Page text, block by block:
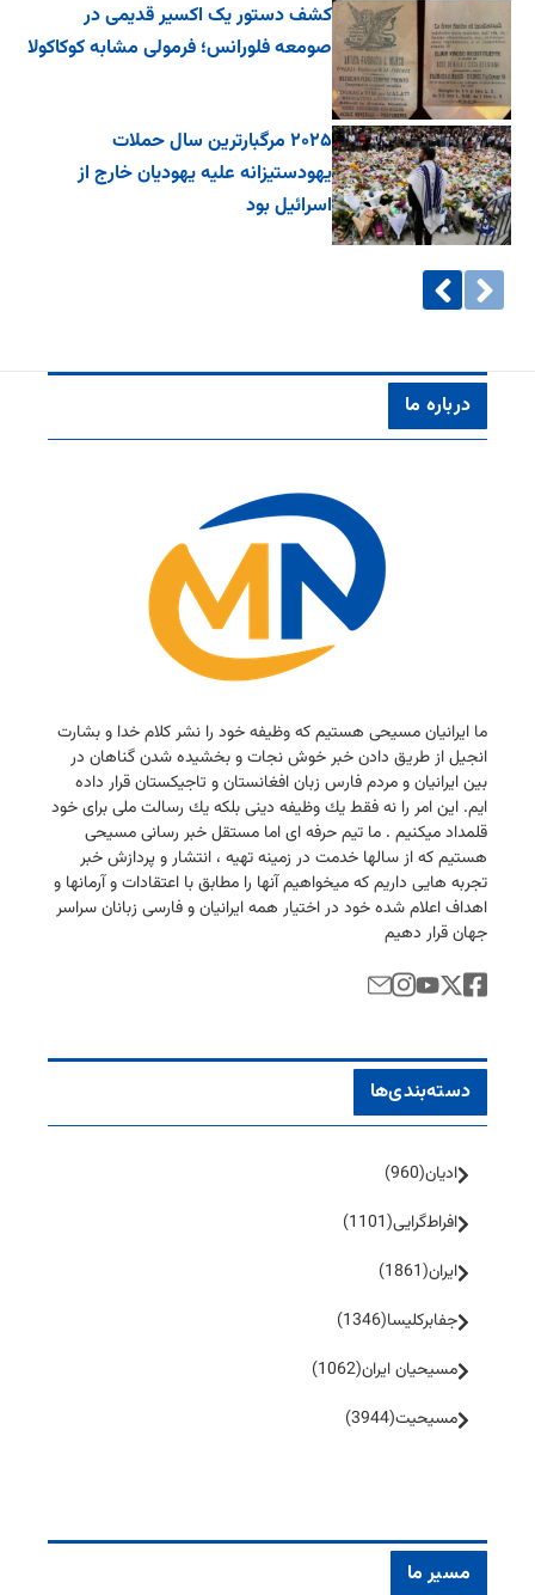
کشف دستور یک اکسیر قدیمی در
صومعه فلورانس؛ فرمولی مشابه کوکاکولا
۲۰۲۵ مرگبارترین سال حملات
یهودستیزانه علیه یهودیان خارج از
اسرائیل بود
درباره ما
ما ایرانیان مسیحی هستیم كه وظیفه خود را نشر كلام خدا و بشارت
انجیل از طریق دادن خبر خوش نجات و بخشیده شدن گناهان در
بین ایرانیان و مردم فارس زبان افغانستان و تاجیكستان قرار داده
ایم. این امر را نه فقط یك وظیفه دینی بلكه یك رسالت ملی برای خود
قلمداد میكنیم . ما تیم حرفه ای اما مستقل خبر رسانی مسیحی
هستیم كه از سالها خدمت در زمینه تهیه ، انتشار و پردازش خبر
تجربه هایی داریم كه میخواهیم آنها را مطابق با اعتقادات و آرمانها و
اهداف اعلام شده خود در اختیار همه ایرانیان و فارسی زبانان سراسر
جهان قرار دهیم
دسته‌بندی‌ها
ادیان(960)
افراط‌گرایی(1101)
ایران(1861)
جفا‌بر‌کلیسا(1346)
مسیحیان ایران(1062)
مسیحیت(3944)
مسیر ما